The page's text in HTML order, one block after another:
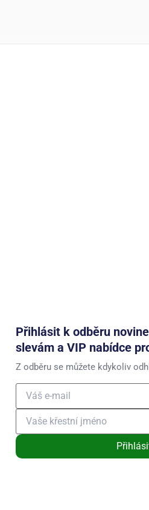
Přihlásit k odběru
slevám a VIP nabídce
Z odběru se můžete kdykoliv